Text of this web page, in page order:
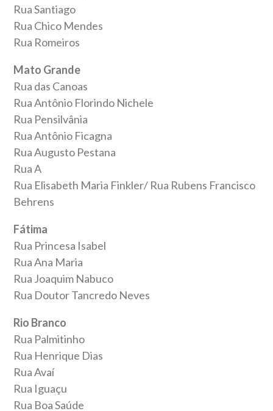
Rua Santiago
Rua Chico Mendes
Rua Romeiros
Mato Grande
Rua das Canoas
Rua Antônio Florindo Nichele
Rua Pensilvânia
Rua Antônio Ficagna
Rua Augusto Pestana
Rua A
Rua Elisabeth Maria Finkler/ Rua Rubens Francisco
Behrens
Fátima
Rua Princesa Isabel
Rua Ana Maria
Rua Joaquim Nabuco
Rua Doutor Tancredo Neves
Rio Branco
Rua Palmitinho
Rua Henrique Dias
Rua Avaí
Rua Iguaçu
Rua Boa Saúde